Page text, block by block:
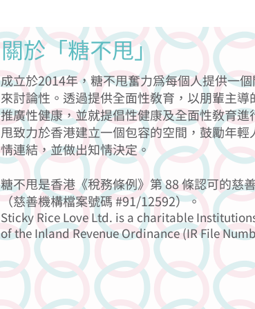
關於「糖不甩」
成立於2014年，糖不甩奮力為每個人提供一
來討論性。透過提供全面性教育，以朋輩主導
推廣性健康，並就提倡性健康及全面性教育進
甩致力於香港建立一個包容的空間，鼓勵年輕
情連結，並做出知情決定。
糖不甩是香港《稅務條例》第 88 條認可的慈
（慈善機構檔案號碼 #91/12592）。
Sticky Rice Love Ltd. is a charitable
of the Inland Revenue Ordinance (IR File